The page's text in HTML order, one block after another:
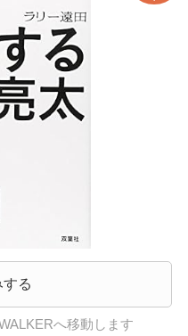
る
へ移動します